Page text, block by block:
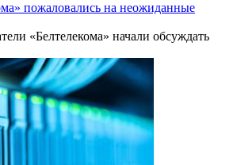
пожаловались на неожиданные
«Белтелекома» начали обсуждать